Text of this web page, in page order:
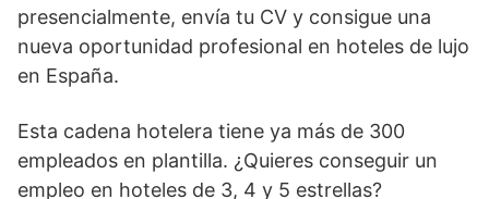
presencialmente, envía tu CV y consigue una
nueva oportunidad profesional en hoteles de lujo
en España.
Esta cadena hotelera tiene ya más de 300
empleados en plantilla. ¿Quieres conseguir un
empleo en hoteles de 3, 4 y 5 estrellas?